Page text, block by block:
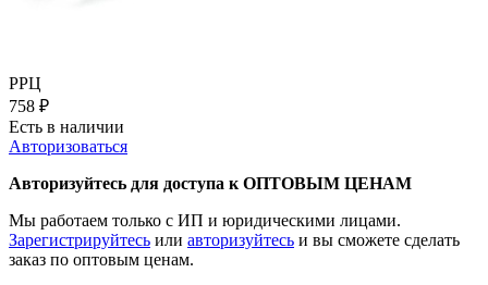
РРЦ
758 ₽
Есть в наличии
Авторизоваться
Авторизуйтесь для доступа к ОПТОВЫМ ЦЕНАМ
Мы работаем только с ИП и юридическими лицами.
Зарегистрируйтесь или авторизуйтесь и вы сможете сделать
заказ по оптовым ценам.